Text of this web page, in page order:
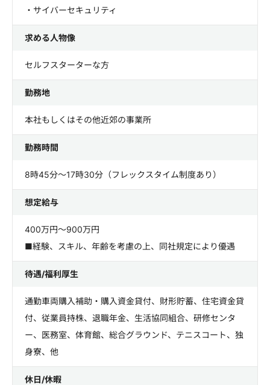
・サイバーセキュリティ
求める人物像
セルフスターターな方
勤務地
本社もしくはその他近郊の事業所
勤務時間
8時45分～17時30分（フレックスタイム制度あり）
想定給与
400万円～900万円
■経験、スキル、年齢を考慮の上、同社規定により優遇
待遇/福利厚生
通勤車両購入補助・購入資金貸付、財形貯蓄、住宅資金貸
付、従業員持株、退職年金、生活協同組合、研修センタ
ー、医務室、体育館、総合グラウンド、テニスコート、独
身寮、他
休日/休暇